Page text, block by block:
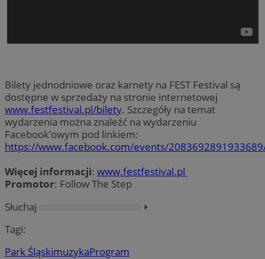
Bilety jednodniowe oraz karnety na FEST Festival są
dostępne w sprzedaży na stronie internetowej
www.festfestival.pl/bilety. Szczegóły na temat
wydarzenia można znaleźć na wydarzeniu
Facebook’owym pod linkiem:
https://www.facebook.com/events/
Więcej informacji: www.festfestival.pl
Promotor: Follow The Step
Słuchaj
⏵︎
Tagi:
Park ŚląskimuzykaProgram